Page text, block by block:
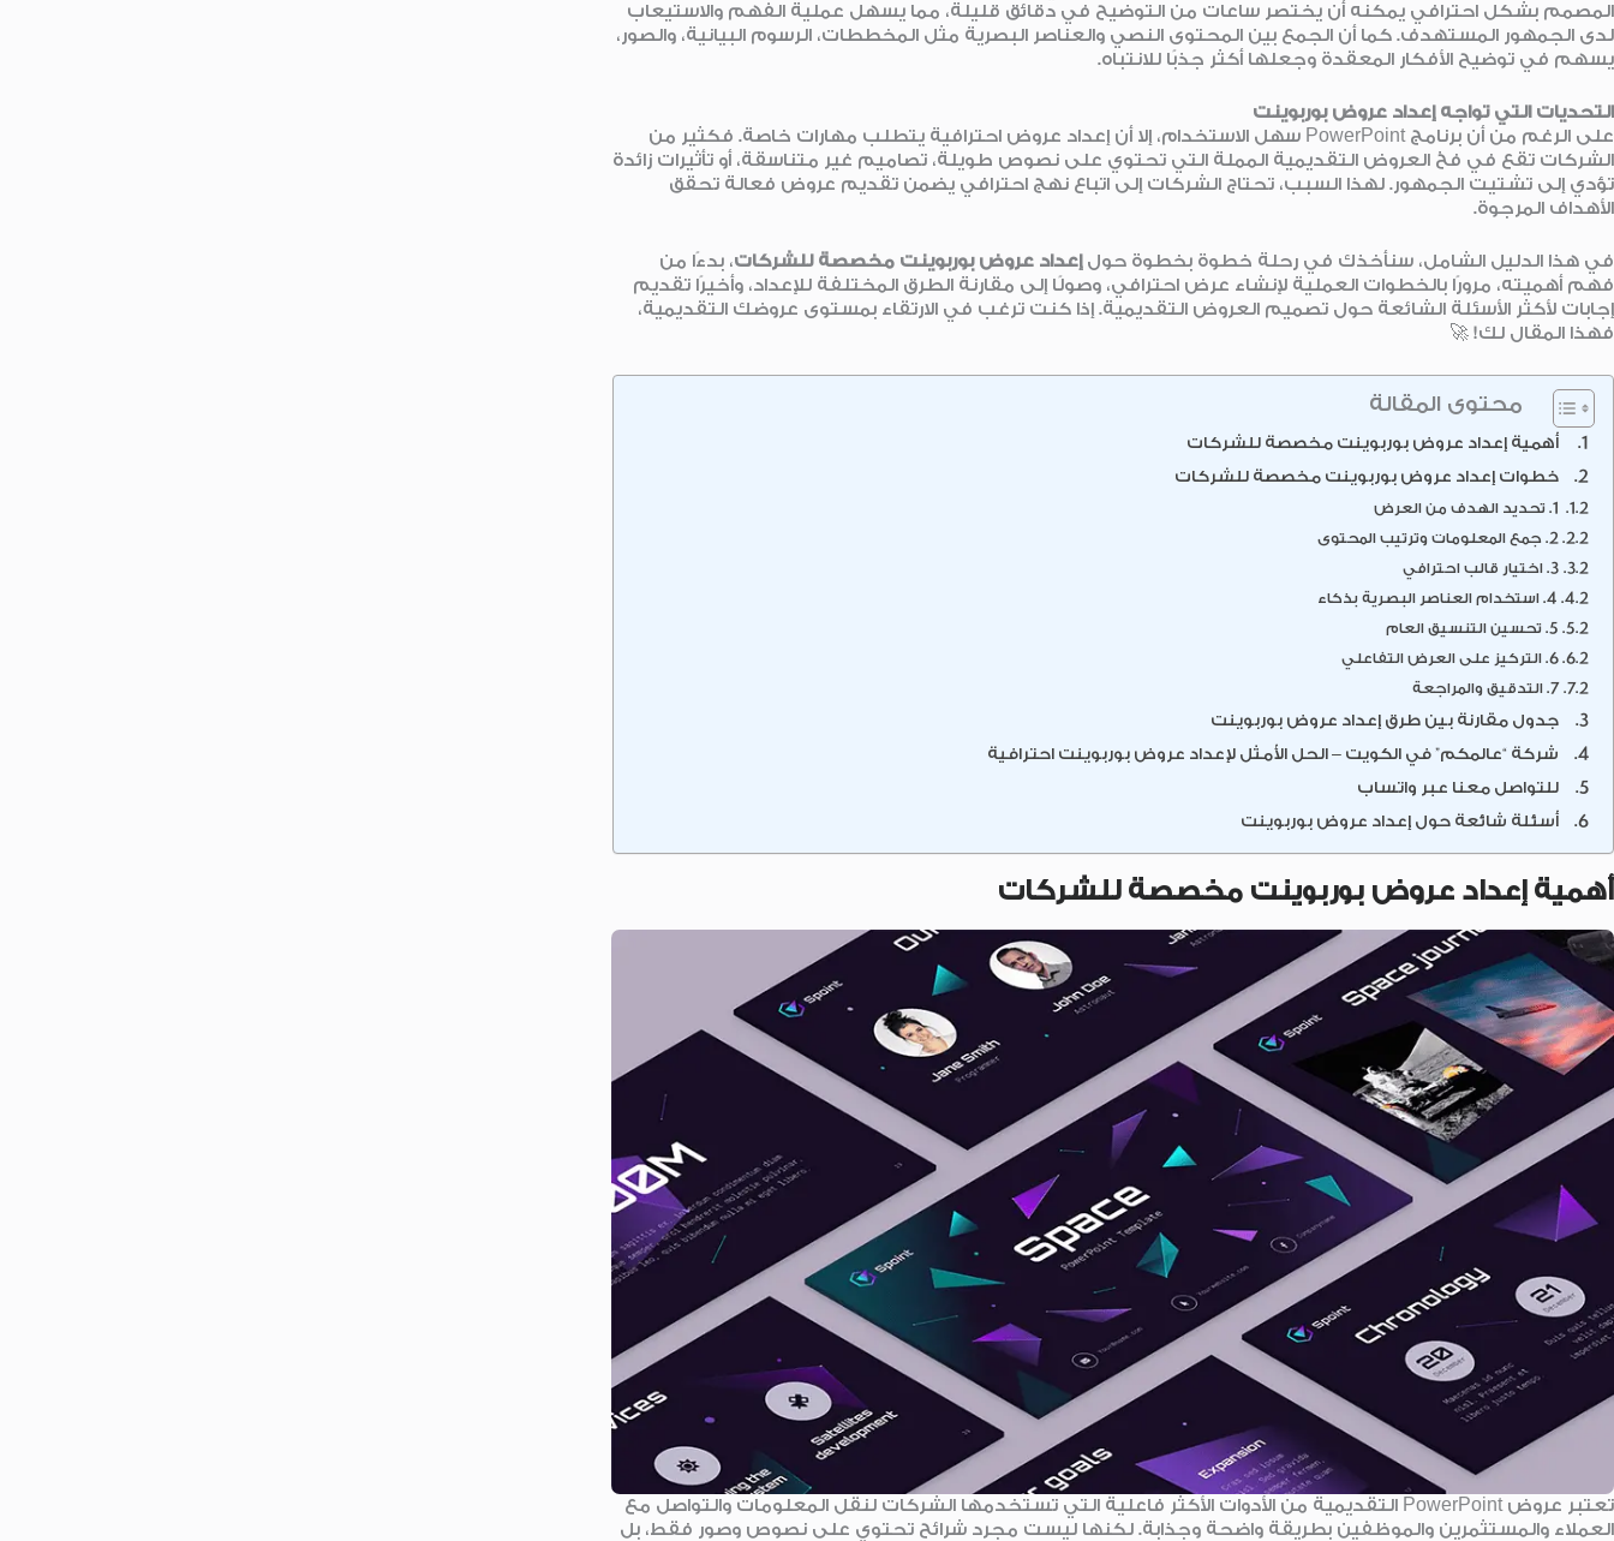
المصمم بشكل احترافي يمكنه أن يختصر ساعات من التوضيح في دقائق قليلة، مما يسهل عملية الفهم والاستيعاب
لدى الجمهور المستهدف. كما أن الجمع بين المحتوى النصي والعناصر البصرية مثل المخططات، الرسوم البيانية، والصور،
يسهم في توضيح الأفكار المعقدة وجعلها أكثر جذبًا للانتباه.
التحديات التي تواجه إعداد عروض بوربوينت
على الرغم من أن برنامج PowerPoint سهل الاستخدام، إلا أن إعداد عروض احترافية يتطلب مهارات خاصة. فكثير من
الشركات تقع في فخ العروض التقديمية المملة التي تحتوي على نصوص طويلة، تصاميم غير متناسقة، أو تأثيرات زائدة
تؤدي إلى تشتيت الجمهور. لهذا السبب، تحتاج الشركات إلى اتباع نهج احترافي يضمن تقديم عروض فعالة تحقق
الأهداف المرجوة.
في هذا الدليل الشامل، سنأخذك في رحلة خطوة بخطوة حولإعداد عروض بوربوينت مخصصة للشركات، بدءًا من
فهم أهميته، مرورًا بالخطوات العملية لإنشاء عرض احترافي، وصولًا إلى مقارنة الطرق المختلفة للإعداد، وأخيرًا تقديم
إجابات لأكثر الأسئلة الشائعة حول تصميم العروض التقديمية. إذا كنت ترغب في الارتقاء بمستوى عروضك التقديمية،
فهذا المقال لك! 🚀
محتوى المقالة
أهمية إعداد عروض بوربوينت مخصصة للشركات
خطوات إعداد عروض بوربوينت مخصصة للشركات
1. تحديد الهدف من العرض
2. جمع المعلومات وترتيب المحتوى
3. اختيار قالب احترافي
4. استخدام العناصر البصرية بذكاء
5. تحسين التنسيق العام
6. التركيز على العرض التفاعلي
7. التدقيق والمراجعة
جدول مقارنة بين طرق إعداد عروض بوربوينت
شركة “عالمكم” في الكويت – الحل الأمثل لإعداد عروض بوربوينت احترافية
للتواصل معنا عبر واتساب
أسئلة شائعة حول إعداد عروض بوربوينت
أهمية إعداد عروض بوربوينت مخصصة للشركات
تعتبر عروض PowerPoint التقديمية من الأدوات الأكثر فاعلية التي تستخدمها الشركات لنقل المعلومات والتواصل مع
العملاء والمستثمرين والموظفين بطريقة واضحة وجذابة. لكنها ليست مجرد شرائح تحتوي على نصوص وصور فقط، بل